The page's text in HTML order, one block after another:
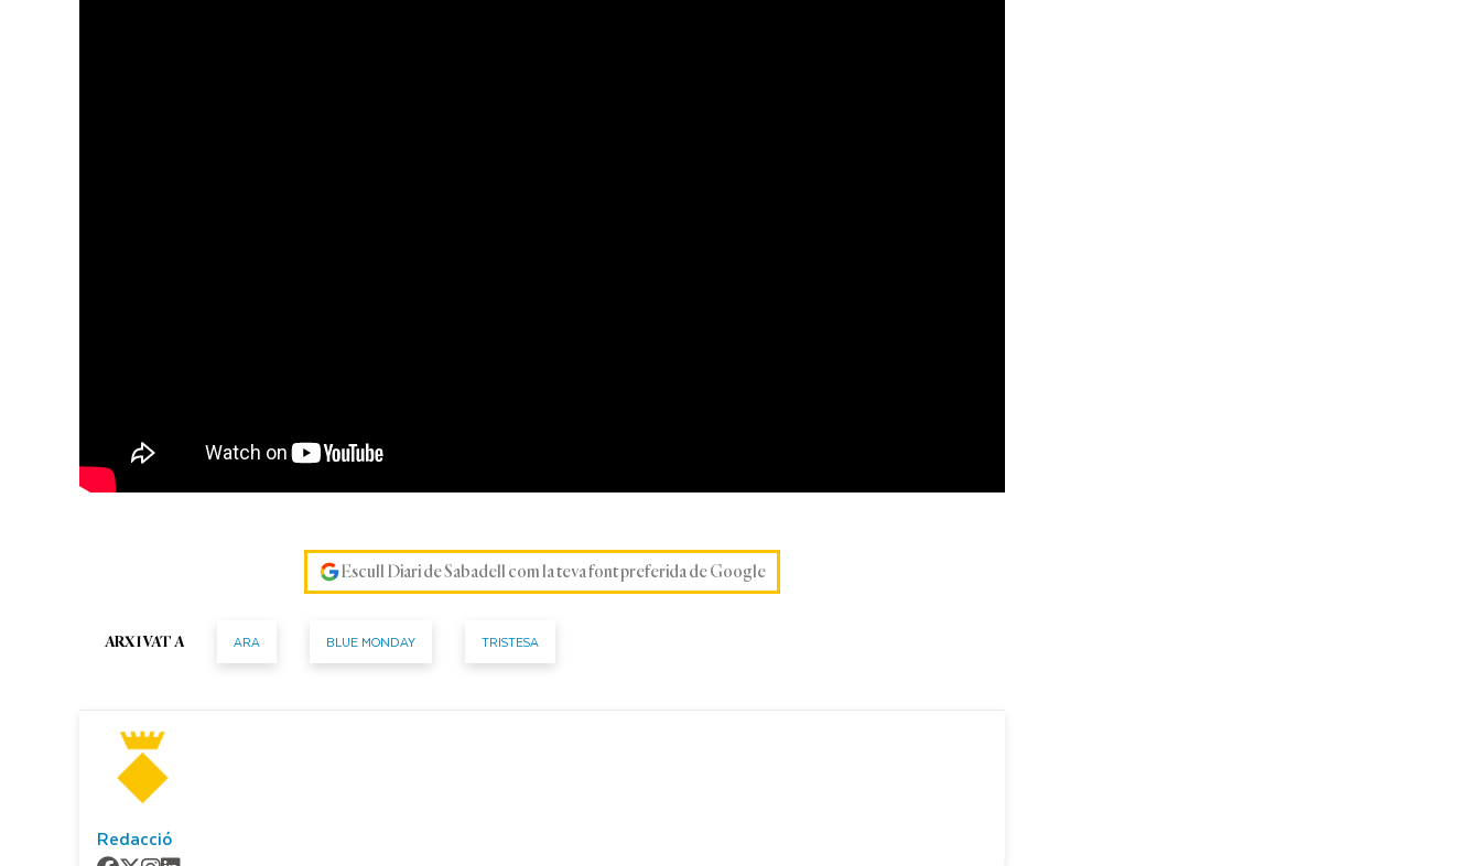
Escull Diari de Sabadell com la teva font preferida de Google
ARXIVAT A ARA BLUE MONDAY TRISTESA
Redacció